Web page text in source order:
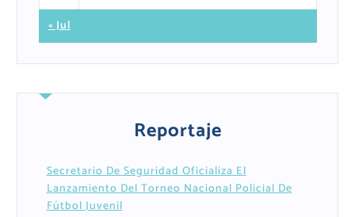
« Jul
Reportaje
Secretario De Seguridad Oficializa El
Lanzamiento Del Torneo Nacional Policial De
Fútbol Juvenil